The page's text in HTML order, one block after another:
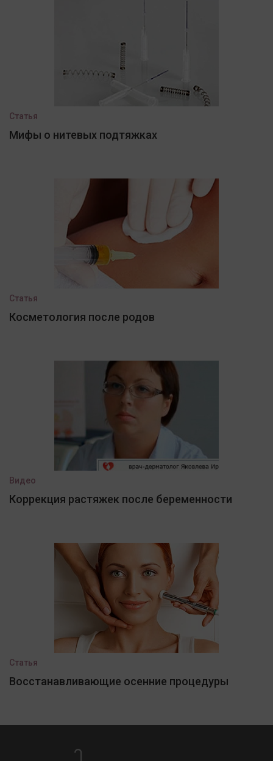
Статья
Мифы о нитевых подтяжках
Статья
Косметология после родов
Видео
Коррекция растяжек после беременности
Статья
Восстанавливающие осенние процедуры